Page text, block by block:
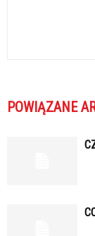
POWIĄZANE